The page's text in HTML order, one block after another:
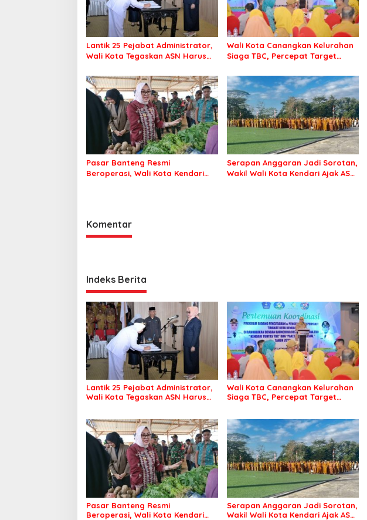
Lantik 25 Pejabat Administrator,
Wali Kota Tegaskan ASN Harus
Layani Masyarakat
Wali Kota Canangkan Kelurahan
Siaga TBC, Percepat Target
Pasar Banteng Resmi
Beroperasi, Wali Kota Kendari
Serapan Anggaran Jadi Sorotan,
Wakil Wali Kota Kendari Ajak ASN
Komentar
Indeks Berita
Lantik 25 Pejabat Administrator,
Wali Kota Tegaskan ASN Harus
Wali Kota Canangkan Kelurahan
Siaga TBC, Percepat Target
Pasar Banteng Resmi
Beroperasi, Wali Kota Kendari
Serapan Anggaran Jadi Sorotan,
Wakil Wali Kota Kendari Ajak ASN